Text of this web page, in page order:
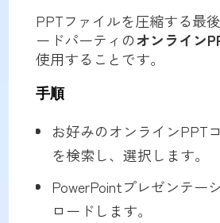
PPTファイルを圧縮する最
ードパーティのオンライン
使用することです。
手順
お好みのオンラインPPT
を検索し、選択します。
PowerPointプレゼンテー
ロードします。